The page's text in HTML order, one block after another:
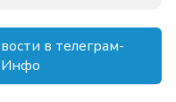
в телеграм-
Инфо